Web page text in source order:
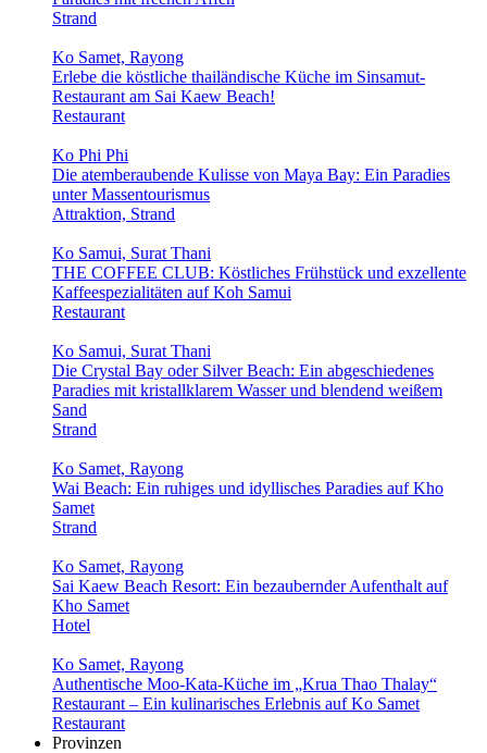
Strand
Ko Samet, Rayong
Erlebe die köstliche thailändische Küche im Sinsamut-
Restaurant am Sai Kaew Beach!
Restaurant
Ko Phi Phi
Die atemberaubende Kulisse von Maya Bay: Ein Paradies
unter Massentourismus
Attraktion, Strand
Ko Samui, Surat Thani
THE COFFEE CLUB: Köstliches Frühstück und exzellente
Kaffeespezialitäten auf Koh Samui
Restaurant
Ko Samui, Surat Thani
Die Crystal Bay oder Silver Beach: Ein abgeschiedenes
Paradies mit kristallklarem Wasser und blendend weißem
Sand
Strand
Ko Samet, Rayong
Wai Beach: Ein ruhiges und idyllisches Paradies auf Kho
Samet
Strand
Ko Samet, Rayong
Sai Kaew Beach Resort: Ein bezaubernder Aufenthalt auf
Kho Samet
Hotel
Ko Samet, Rayong
Authentische Moo-Kata-Küche im „Krua Thao Thalay“
Restaurant – Ein kulinarisches Erlebnis auf Ko Samet
Restaurant
Provinzen